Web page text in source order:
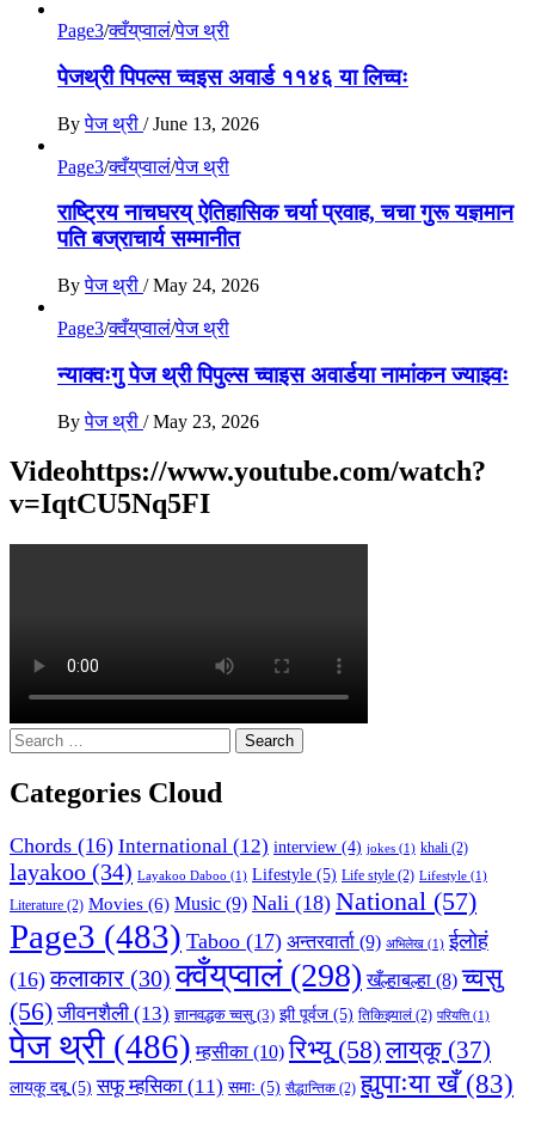
Page3/क्वँय्‌प्वालं/पेज थ्री
पेजथ्री पिपल्स च्वइस अवार्ड ११४६ या लिच्वः
By पेज थ्री / June 13, 2026
Page3/क्वँय्‌प्वालं/पेज थ्री
राष्ट्रिय नाचघरय् ऐतिहासिक चर्या प्रवाह, चचा गुरू यज्ञमान
पति बज्राचार्य सम्मानीत
By पेज थ्री / May 24, 2026
Page3/क्वँय्‌प्वालं/पेज थ्री
न्याक्वःगु पेज थ्री पिपुल्स च्वाइस अवार्डया नामांकन ज्याझ्वः
By पेज थ्री / May 23, 2026
Videohttps://www.youtube.com/watch?
v=IqtCU5Nq5FI
Search
for:
Categories Cloud
Chords (16) International (12) interview (4) jokes (1) khali (2)
layakoo (34) Layakoo Daboo (1) Lifestyle (5) Life style (2) Lifestyle (1)
Literature (2) Movies (6) Music (9) Nali (18) National (57)
Page3 (483) Taboo (17) अन्तरवार्ता (9) अभिलेख (1) ईलोहं
(16) कलाकार (30) क्वँय्‌प्वालं(298) खँल्हाबल्हा (8) च्वसु
(56) जीवनशैली (13) ज्ञानवद्धक च्वसु (3) झी पूर्वज (5) तिकिझ्यालं (2) परियत्ति(1)
पेज थ्री (486) म्हसीका (10) रिभ्यू(58)लाय्‌कू (37)
लाय्‌कू दबू (5) सफू म्हसिका (11) समाः (5) सैद्धान्तिक (2) ह्युपाःया खँ(83)